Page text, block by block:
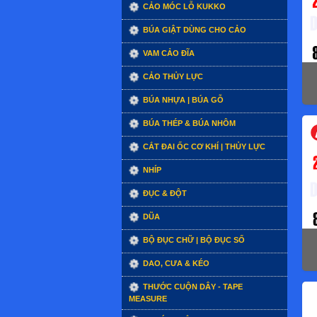
CẢO MÓC LỖ KUKKO
BÚA GIẬT DÙNG CHO CẢO
VAM CẢO ĐĨA
CẢO THỦY LỰC
BÚA NHỰA | BÚA GỖ
BÚA THÉP & BÚA NHÔM
CẮT ĐAI ỐC CƠ KHÍ | THỦY LỰC
NHÍP
ĐỤC & ĐỘT
DŨA
BỘ ĐỤC CHỮ | BỘ ĐỤC SỐ
DAO, CƯA & KÉO
THƯỚC CUỘN DÂY - TAPE
MEASURE